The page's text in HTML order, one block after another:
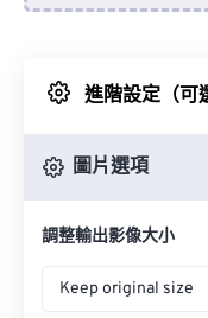
來
進階設定（可
圖片選項
調整輸出影像大小
Keep original size